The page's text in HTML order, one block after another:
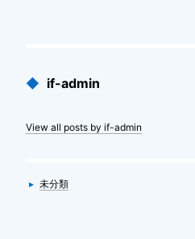
Published
◆ if-admin
View all posts by if-admin
Categories
▸ 未分類